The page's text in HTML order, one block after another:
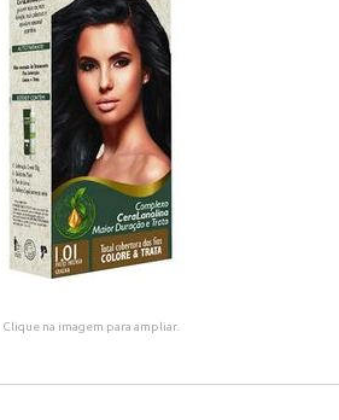
Clique na imagem para ampliar.